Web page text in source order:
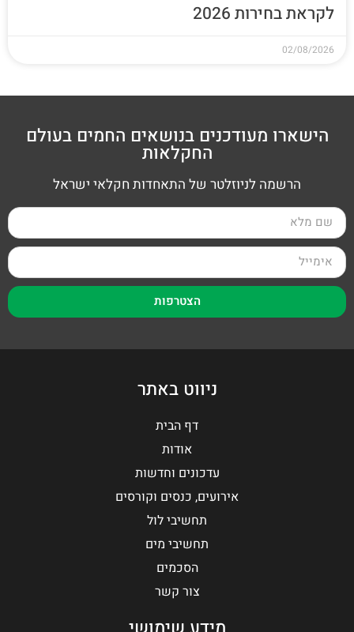
לקראת בחירות 2026
02/08/2026
הישארו מעודכנים בנושאים החמים בעולם
החקלאות
הרשמה לניוזלטר של התאחדות חקלאי ישראל
הצטרפות
ניווט באתר
דף הבית
אודות
עדכונים וחדשות
אירועים, כנסים וקורסים
תחשיבי לול
תחשיבי מים
הסכמים
צור קשר